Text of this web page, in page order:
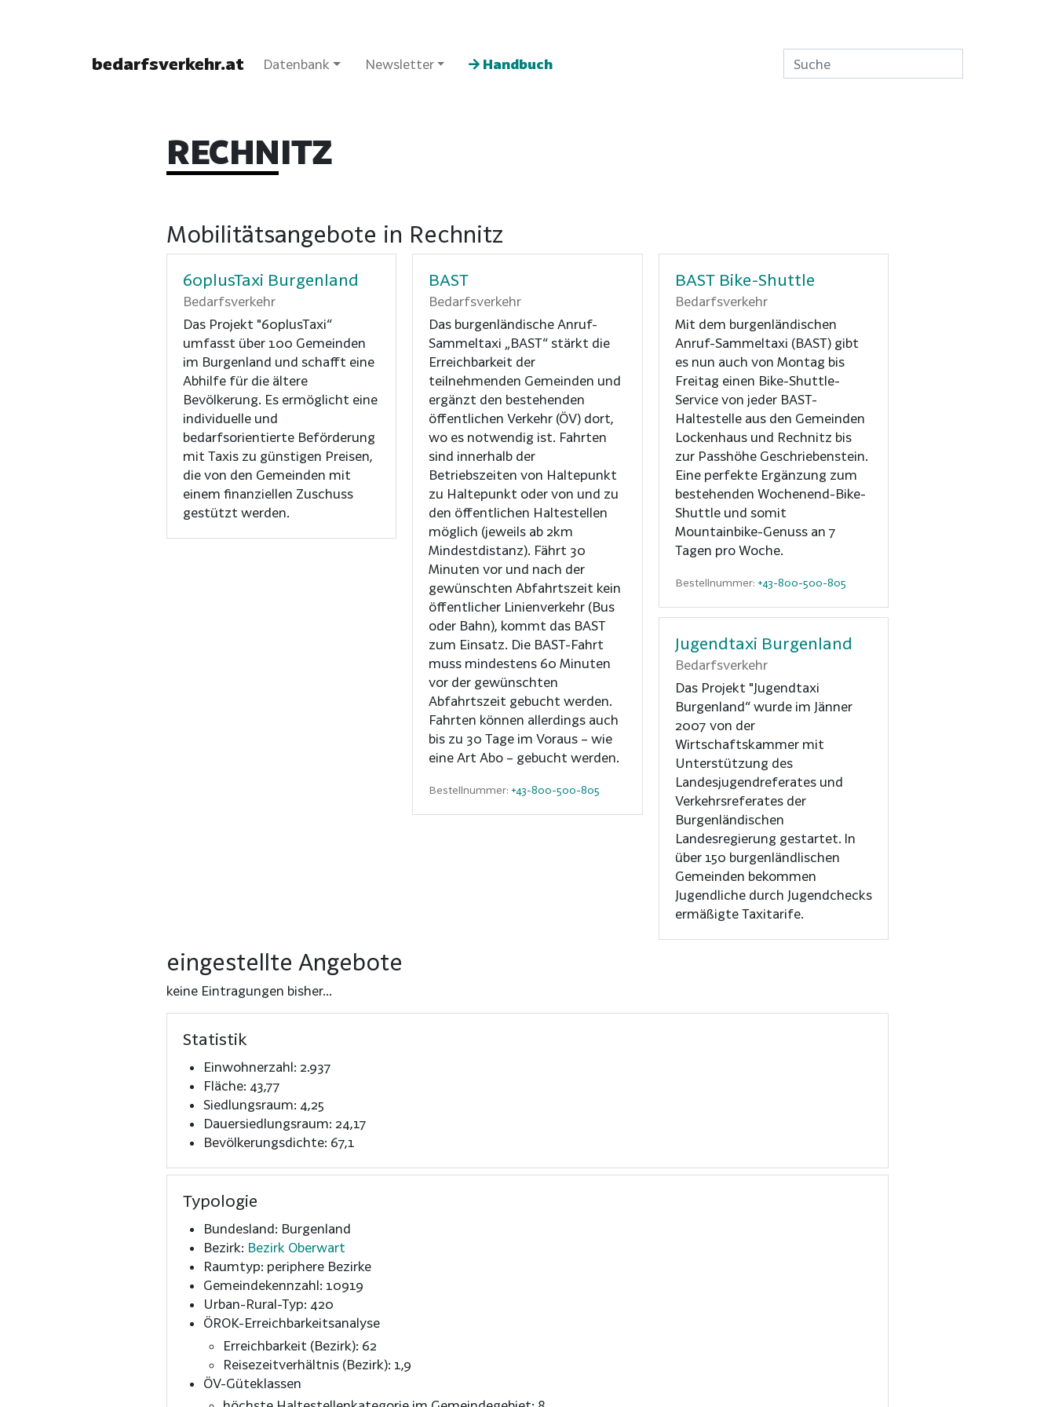
bedarfsverkehr.at Datenbank Newsletter Handbuch
RECHNITZ
Mobilitätsangebote in Rechnitz
60plusTaxi Burgenland
Bedarfsverkehr
Das Projekt "60plusTaxi“
umfasst über 100 Gemeinden
im Burgenland und schafft eine
Abhilfe für die ältere
Bevölkerung. Es ermöglicht eine
individuelle und
bedarfsorientierte Beförderung
mit Taxis zu günstigen Preisen,
die von den Gemeinden mit
einem finanziellen Zuschuss
gestützt werden.
BAST
Bedarfsverkehr
Das burgenländische Anruf-
Sammeltaxi „BAST“ stärkt die
Erreichbarkeit der
teilnehmenden Gemeinden und
ergänzt den bestehenden
öffentlichen Verkehr (ÖV) dort,
wo es notwendig ist. Fahrten
sind innerhalb der
Betriebszeiten von Haltepunkt
zu Haltepunkt oder von und zu
den öffentlichen Haltestellen
möglich (jeweils ab 2km
Mindestdistanz). Fährt 30
Minuten vor und nach der
gewünschten Abfahrtszeit kein
öffentlicher Linienverkehr (Bus
oder Bahn), kommt das BAST
zum Einsatz. Die BAST-Fahrt
muss mindestens 60 Minuten
vor der gewünschten
Abfahrtszeit gebucht werden.
Fahrten können allerdings auch
bis zu 30 Tage im Voraus – wie
eine Art Abo – gebucht werden.
Bestellnummer:+43-800-500-805
BAST Bike-Shuttle
Bedarfsverkehr
Mit dem burgenländischen
Anruf-Sammeltaxi (BAST) gibt
es nun auch von Montag bis
Freitag einen Bike-Shuttle-
Service von jeder BAST-
Haltestelle aus den Gemeinden
Lockenhaus und Rechnitz bis
zur Passhöhe Geschriebenstein.
Eine perfekte Ergänzung zum
bestehenden Wochenend-Bike-
Shuttle und somit
Mountainbike-Genuss an 7
Tagen pro Woche.
Bestellnummer: +43-800-500-805
Jugendtaxi Burgenland
Bedarfsverkehr
Das Projekt "Jugendtaxi
Burgenland“ wurde im Jänner
2007 von der
Wirtschaftskammer mit
Unterstützung des
Landesjugendreferates und
Verkehrsreferates der
Burgenländischen
Landesregierung gestartet. In
über 150 burgenländlischen
Gemeinden bekommen
Jugendliche durch Jugendchecks
ermäßigte Taxitarife.
eingestellte Angebote
keine Eintragungen bisher...
Statistik
Einwohnerzahl: 2.937
Fläche: 43,77
Siedlungsraum: 4,25
Dauersiedlungsraum: 24,17
Bevölkerungsdichte: 67,1
Typologie
Bundesland: Burgenland
Bezirk: Bezirk Oberwart
Raumtyp: periphere Bezirke
Gemeindekennzahl: 10919
Urban-Rural-Typ: 420
ÖROK-Erreichbarkeitsanalyse
Erreichbarkeit (Bezirk): 62
Reisezeitverhältnis (Bezirk): 1,9
ÖV-Güteklassen